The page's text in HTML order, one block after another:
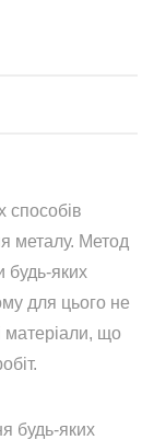
способів
металу. Метод
будь-яких
для цього не
матеріали, що
будь-яких